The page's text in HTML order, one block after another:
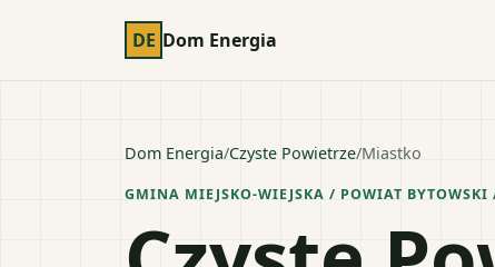
DE Dom Energia
Dom Energia/Czyste Powietrze/Miastko
GMINA MIEJSKO-WIEJSKA / POWIAT BYTOWSKI